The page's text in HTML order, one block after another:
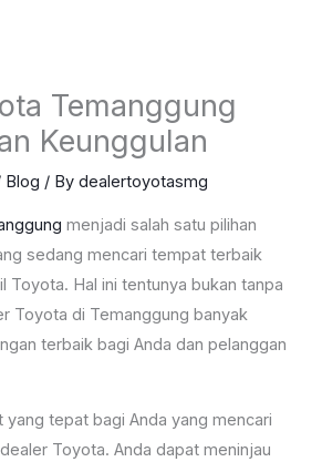
Temanggung
Keunggulan
Blog / Bydealertoyotasmg
menjadi salah satu pilihan
sedang mencari tempat terbaik
Toyota. Hal ini tentunya bukan tanpa
Toyota di Temanggung banyak
terbaik bagi Anda dan pelanggan
yang tepat bagi Anda yang mencari
Toyota. Anda dapat meninjau